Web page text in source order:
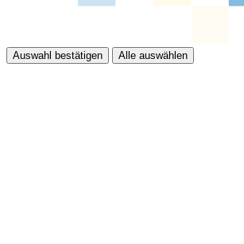
Auswahl bestätigen Alle auswählen